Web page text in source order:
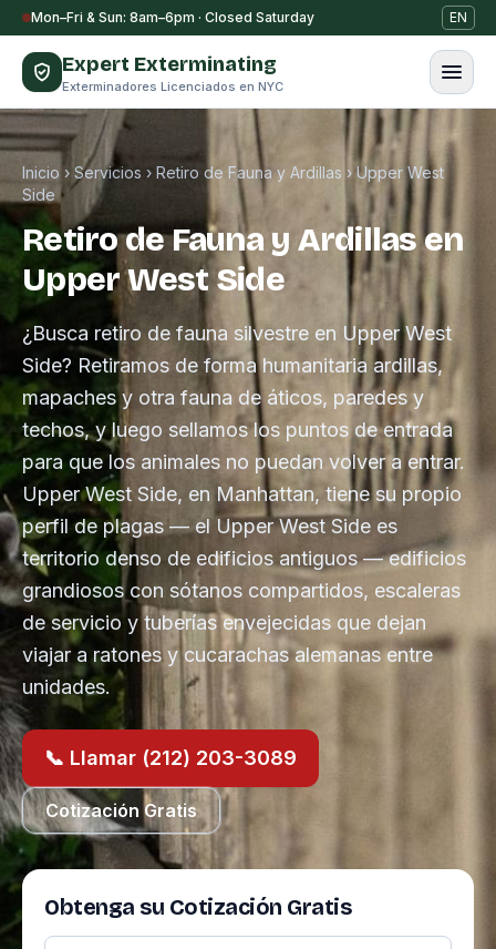
Saltar al contenido
Mon–Fri & Sun: 8am–6pm · Closed Saturday EN
Expert Exterminating
Exterminadores Licenciados en NYC
Inicio › Servicios › Retiro de Fauna y Ardillas › Upper West
Side
Retiro de Fauna y Ardillas en
Upper West Side
¿Busca retiro de fauna silvestre en Upper West
Side? Retiramos de forma humanitaria ardillas,
mapaches y otra fauna de áticos, paredes y
techos, y luego sellamos los puntos de entrada
para que los animales no puedan volver a entrar.
Upper West Side, en Manhattan, tiene su propio
perfil de plagas — el Upper West Side es
territorio denso de edificios antiguos — edificios
grandiosos con sótanos compartidos, escaleras
de servicio y tuberías envejecidas que dejan
viajar a ratones y cucarachas alemanas entre
unidades.
📞 Llamar (212) 203-3089
Cotización Gratis
Obtenga su Cotización Gratis